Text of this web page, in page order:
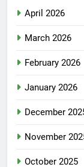
April 2026
March 2026
February 2026
January 2026
December
November
October 2025